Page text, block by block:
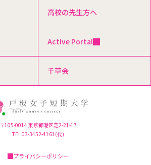
高校の先生方へ
Active Portal
千草会
〒105-0014 東京都港区芝2-21-17
TEL 03-3452-4161(代)
プライバシーポリシー